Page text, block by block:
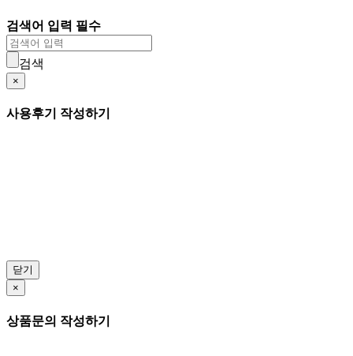
검색어 입력 필수
검색
×
사용후기 작성하기
닫기
×
상품문의 작성하기